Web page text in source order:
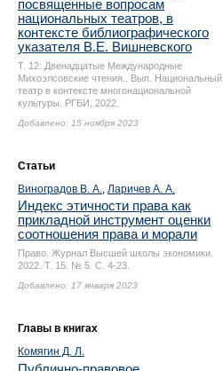
посвященные вопросам
национальных театров, в
контексте библиографического
указателя В.Е. Вишневского
Т. 12: Двенадцатые Международные
Михоэлсовские чтения.. Вып. Национальный
театр в контексте многонациональной
культуры. РГБИ, 2022.
Добавлено: 15 ноября 2023
Статьи
Виноградов В. А.
Ларичев А. А.
Индекс этичности права как
прикладной инструмент оценки
соотношения права и морали
Право. Журнал Высшей школы экономики.
2022. Т. 15. № 5. С. 4-23.
Добавлено: 17 января 2023
Главы в книгах
Комягин Д. Л.